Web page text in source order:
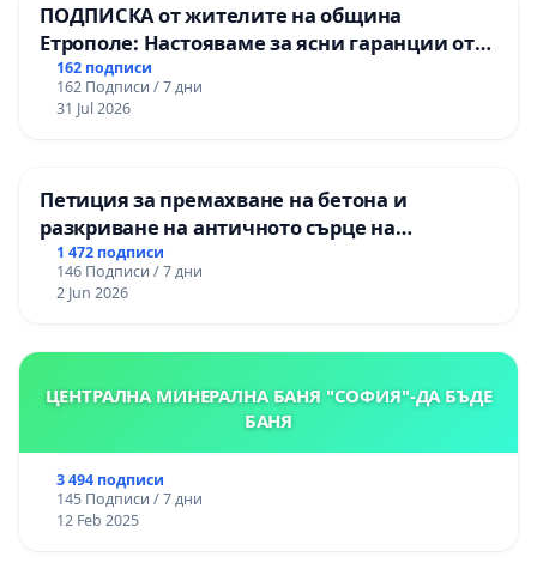
ПОДПИСКА от жителите на община
Етрополе: Настояваме за ясни гаранции от
“Елаците-МЕД” АД и от държавата, че ще се
изпълнят всички екологични норми!
162 подписи
162 Подписи / 7 дни
31 Jul 2026
Петиция за премахване на бетона и
разкриване на античното сърце на
Могиланската могила във Враца
1 472 подписи
146 Подписи / 7 дни
2 Jun 2026
ЦЕНТРАЛНА МИНЕРАЛНА БАНЯ "СОФИЯ"-ДА БЪДЕ
БАНЯ
3 494 подписи
145 Подписи / 7 дни
12 Feb 2025